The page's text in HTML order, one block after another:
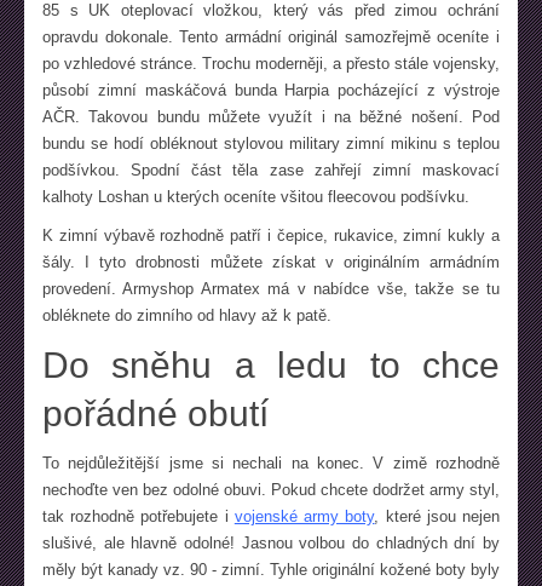
85 s UK oteplovací vložkou, který vás před zimou ochrání
opravdu dokonale. Tento armádní originál samozřejmě oceníte i
po vzhledové stránce. Trochu moderněji, a přesto stále vojensky,
působí zimní maskáčová bunda Harpia pocházející z výstroje
AČR. Takovou bundu můžete využít i na běžné nošení. Pod
bundu se hodí obléknout stylovou military zimní mikinu s teplou
podšívkou. Spodní část těla zase zahřejí zimní maskovací
kalhoty Loshan u kterých oceníte všitou fleecovou podšívku.
K zimní výbavě rozhodně patří i čepice, rukavice, zimní kukly a
šály. I tyto drobnosti můžete získat v originálním armádním
provedení. Armyshop Armatex má v nabídce vše, takže se tu
obléknete do zimního od hlavy až k patě.
Do sněhu a ledu to chce
pořádné obutí
To nejdůležitější jsme si nechali na konec. V zimě rozhodně
nechoďte ven bez odolné obuvi. Pokud chcete dodržet army styl,
tak rozhodně potřebujete i vojenské army boty, které jsou nejen
slušivé, ale hlavně odolné! Jasnou volbou do chladných dní by
měly být kanady vz. 90 - zimní. Tyhle originální kožené boty byly